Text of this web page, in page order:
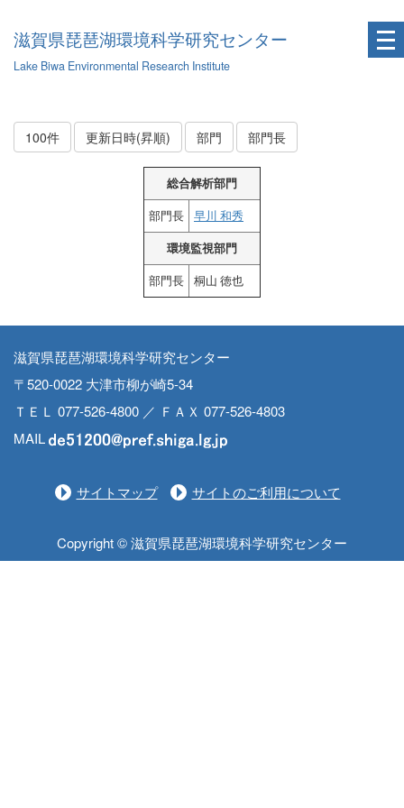
滋賀県琵琶湖環境科学研究センター
Lake Biwa Environmental Research Institute
100件 更新日時(昇順) 部門 部門長
総合解析部門
部門長
早川 和秀
環境監視部門
部門長
桐山 徳也
滋賀県琵琶湖環境科学研究センター
〒520-0022 大津市柳が崎5-34
ＴＥＬ 077-526-4800 ／ ＦＡＸ 077-526-4803
MAIL
サイトマップ サイトのご利用について
Copyright © 滋賀県琵琶湖環境科学研究センター